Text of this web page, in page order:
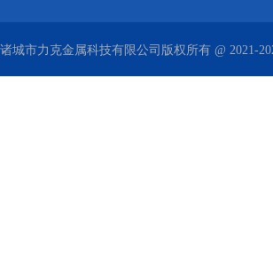
诸城市力克金属科技有限公司版权所有 @ 2021-